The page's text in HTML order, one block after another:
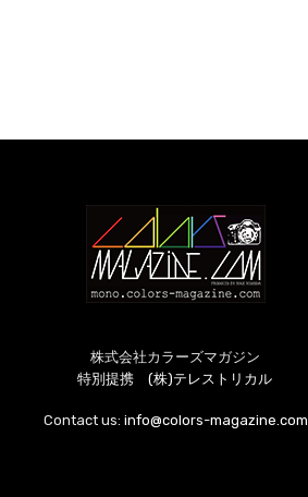
株式会社カラーズマガジン
特別提携 (株)テレストリカル
Contact us: info@colors-magazine.com